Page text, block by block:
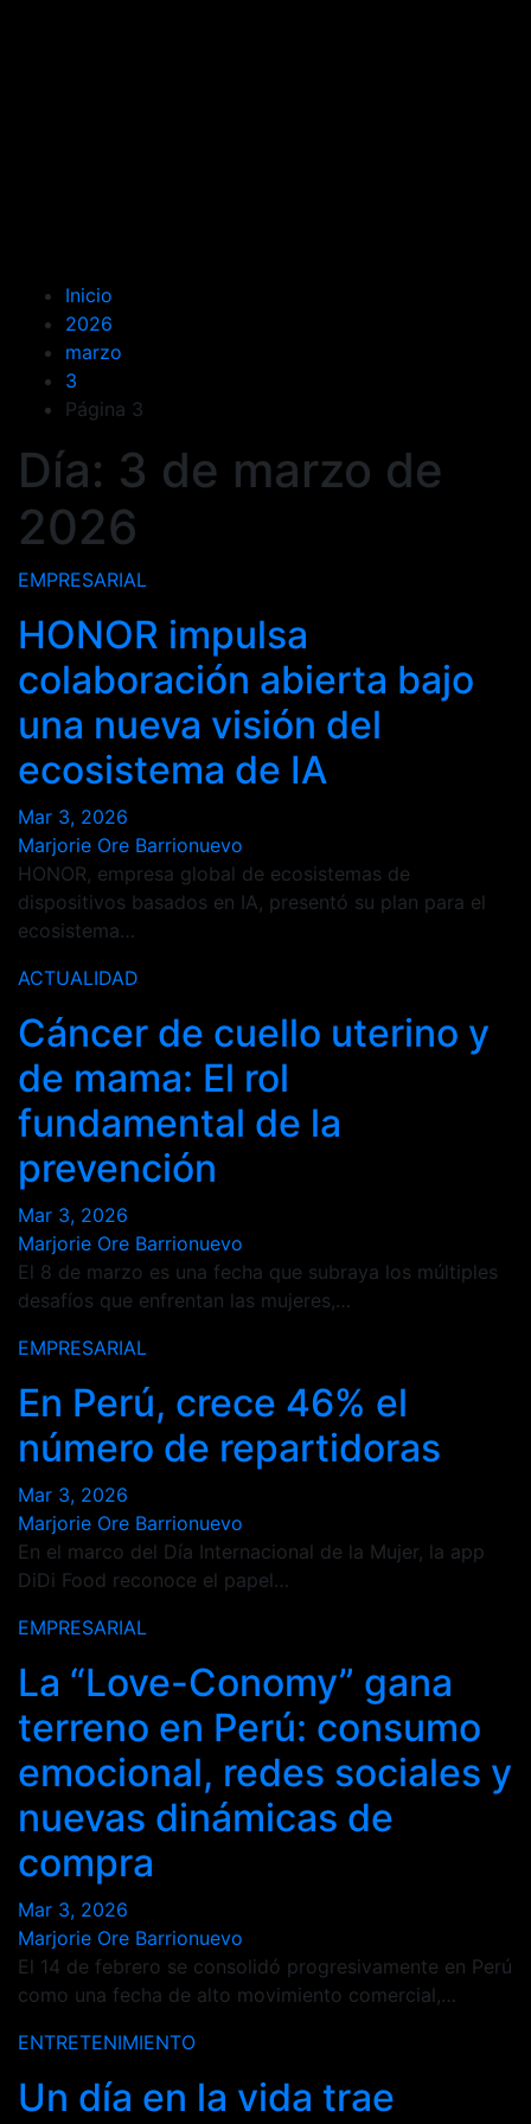
Inicio
2026
marzo
3
Página 3
Día: 3 de marzo de
2026
EMPRESARIAL
HONOR impulsa
colaboración abierta bajo
una nueva visión del
ecosistema de IA
Mar 3, 2026
Marjorie Ore Barrionuevo
HONOR, empresa global de ecosistemas de
dispositivos basados en IA, presentó su plan para el
ecosistema…
ACTUALIDAD
Cáncer de cuello uterino y
de mama: El rol
fundamental de la
prevención
Mar 3, 2026
Marjorie Ore Barrionuevo
El 8 de marzo es una fecha que subraya los múltiples
desafíos que enfrentan las mujeres,…
EMPRESARIAL
En Perú, crece 46% el
número de repartidoras
Mar 3, 2026
Marjorie Ore Barrionuevo
En el marco del Día Internacional de la Mujer, la app
DiDi Food reconoce el papel…
EMPRESARIAL
La “Love-Conomy” gana
terreno en Perú: consumo
emocional, redes sociales y
nuevas dinámicas de
compra
Mar 3, 2026
Marjorie Ore Barrionuevo
El 14 de febrero se consolidó progresivamente en Perú
como una fecha de alto movimiento comercial,…
ENTRETENIMIENTO
Un día en la vida trae